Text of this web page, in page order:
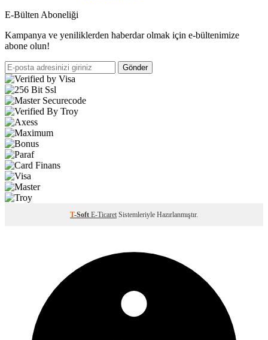
E-Bülten Aboneliği
Kampanya ve yeniliklerden haberdar olmak için e-bültenimize
abone olun!
Gönder
T-Soft E-Ticaret Sistemleriyle Hazırlanmıştır.